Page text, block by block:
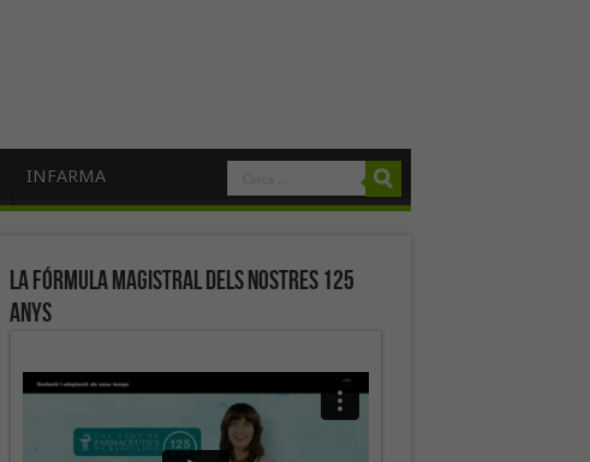
INFARMA
La fórmula magistral dels nostres 125
anys